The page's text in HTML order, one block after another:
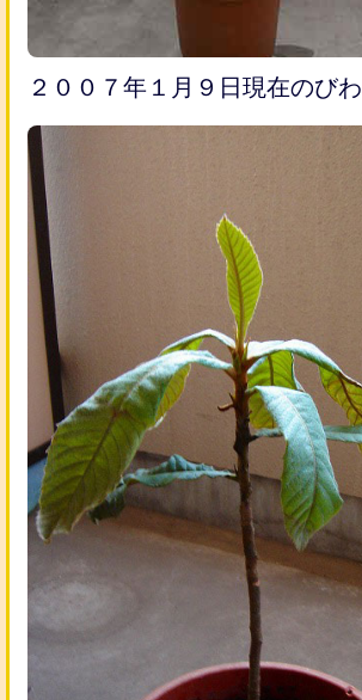
２００７年１月９日現在のびわ